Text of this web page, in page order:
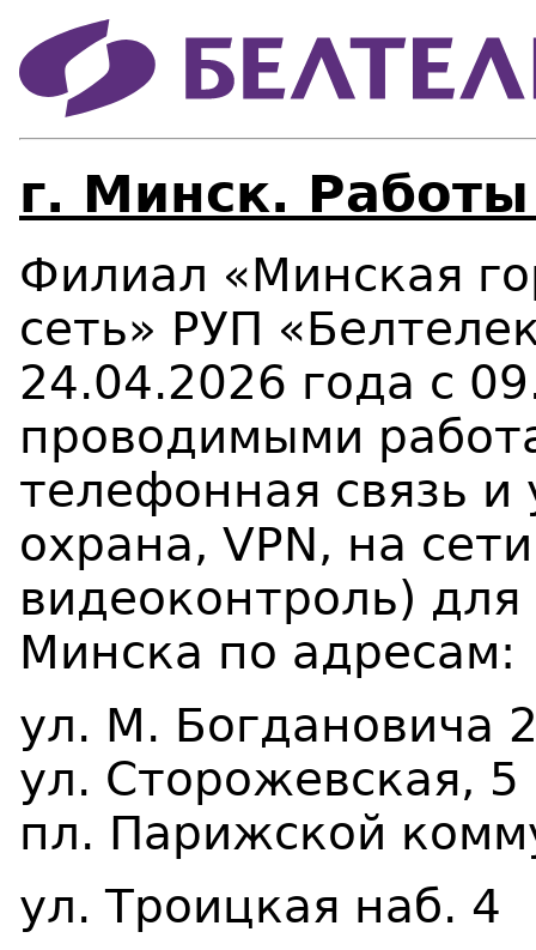
г. Минск. Работы
Филиал «Минская
сеть» РУП
24.04.2026 года с 09
проводимыми
телефонная связь
охрана, VPN, на
видеоконтроль)
Минска по адресам:
ул. М. Богдановича
ул. Сторожевская, 5
пл. Парижской
ул. Троицкая наб. 4